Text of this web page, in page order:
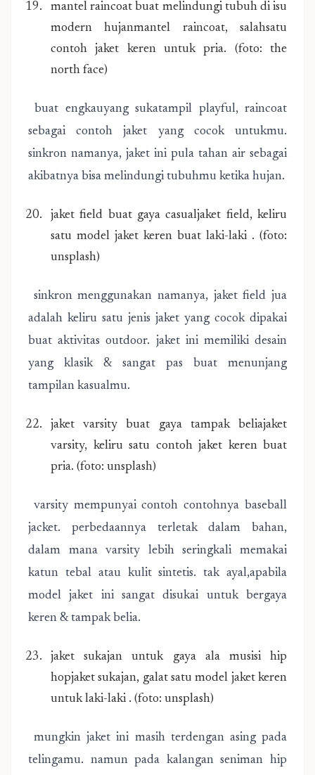
mantel raincoat buat melindungi tubuh di isu
modern hujanmantel raincoat, salahsatu
contoh jaket keren untuk pria. (foto: the
north face)
buat engkauyang sukatampil playful, raincoat
sebagai contoh jaket yang cocok untukmu.
sinkron namanya, jaket ini pula tahan air sebagai
akibatnya bisa melindungi tubuhmu ketika hujan.
jaket field buat gaya casualjaket field, keliru
satu model jaket keren buat laki-laki . (foto:
unsplash)
sinkron menggunakan namanya, jaket field jua
adalah keliru satu jenis jaket yang cocok dipakai
buat aktivitas outdoor. jaket ini memiliki desain
yang klasik & sangat pas buat menunjang
tampilan kasualmu.
jaket varsity buat gaya tampak beliajaket
varsity, keliru satu contoh jaket keren buat
pria. (foto: unsplash)
varsity mempunyai contoh contohnya baseball
jacket. perbedaannya terletak dalam bahan,
dalam mana varsity lebih seringkali memakai
katun tebal atau kulit sintetis. tak ayal,apabila
model jaket ini sangat disukai untuk bergaya
keren & tampak belia.
jaket sukajan untuk gaya ala musisi hip
hopjaket sukajan, galat satu model jaket keren
untuk laki-laki . (foto: unsplash)
mungkin jaket ini masih terdengan asing pada
telingamu. namun pada kalangan seniman hip